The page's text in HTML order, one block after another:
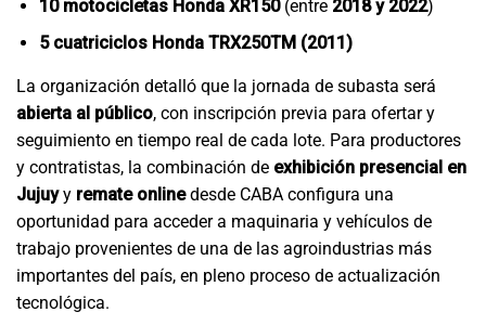
10 motocicletas Honda XR150(entre 2018 y 2022)
5 cuatriciclos Honda TRX250TM (2011)
La organización detalló que la jornada de subasta será
abierta al público, con inscripción previa para ofertar y
seguimiento en tiempo real de cada lote. Para productores
y contratistas, la combinación de exhibición presencial en
Jujuyy remate onlinedesde CABA configura una
oportunidad para acceder a maquinaria y vehículos de
trabajo provenientes de una de las agroindustrias más
importantes del país, en pleno proceso de actualización
tecnológica.